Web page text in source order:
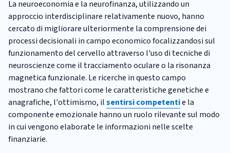
La neuroeconomia e la neurofinanza, utilizzando un
approccio interdisciplinare relativamente nuovo, hanno
cercato di migliorare ulteriormente la comprensione dei
processi decisionali in campo economico focalizzandosi sul
funzionamento del cervello attraverso l'uso di tecniche di
neuroscienze come il tracciamento oculare o la risonanza
magnetica funzionale. Le ricerche in questo campo
mostrano che fattori come le caratteristiche genetiche e
anagrafiche, l'ottimismo, ilsentirsi competentie la
componente emozionale hanno un ruolo rilevante sul modo
in cui vengono elaborate le informazioni nelle scelte
finanziarie.